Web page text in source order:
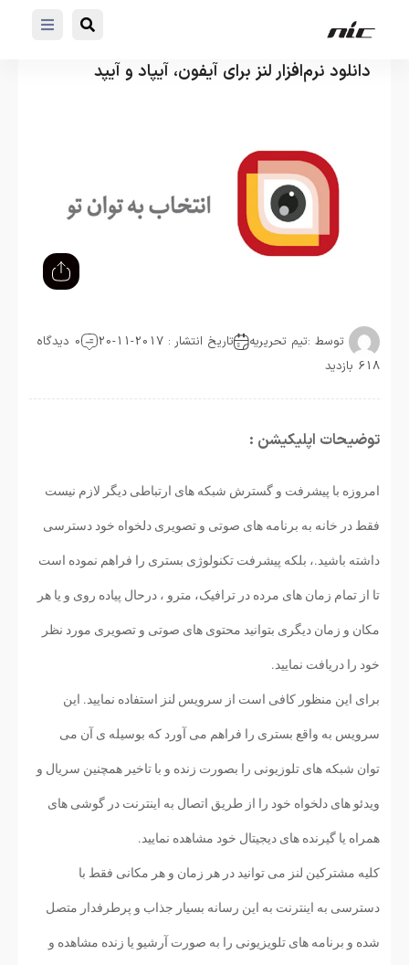
دانلود نرم‌افزار لنز برای آيفون، آیپاد و آيپد
توسط :تیم تحریریه تاریخ انتشار : 2017-11-20
0 دیدگاه
618 بازدید
توضیحات اپلیکیشن :
امروزه با پیشرفت و گسترش شبکه های ارتباطی دیگر لازم نیست
فقط در خانه به برنامه های صوتی و تصویری دلخواه خود دسترسی
داشته باشید.، بلکه پیشرفت تکنولوژی بستری را فراهم نموده است
تا از تمام زمان های مرده در ترافیک، مترو ، درحال پیاده روی و یا هر
مکان و زمان دیگری بتوانید محتوی های صوتی و تصویری مورد نظر
خود را دریافت نمایید.
برای این منظور کافی است از سرویس لنز استفاده نمایید. این
سرویس به واقع بستری را فراهم می آورد که بوسیله ی آن می
توان شبکه های تلوزیونی را بصورت زنده و با تاخیر همچنین سریال و
ویدئو های دلخواه خود را از طریق اتصال به اینترنت در گوشی های
همراه یا گیرنده های دیجیتال خود مشاهده نمایید.
کلیه مشترکین لنز می توانید در هر زمان و هر مکانی فقط با
دسترسی به اینترنت به این رسانه بسیار جذاب و پرطرفدار متصل
شده و برنامه های تلویزیونی را به صورت آرشیو یا زنده مشاهده و